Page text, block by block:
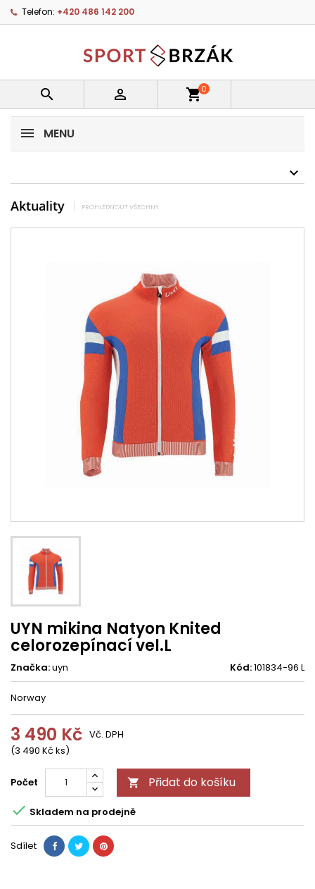
Telefon: +420 486 142 200
  shopping_cart0
MENU
Aktuality PROHLÉDNOUT VŠECHNY
UYN mikina Natyon Knited
celorozepínací vel.L
Značka:uyn Kód:101834-96 L
Norway
3 490 Kč
(3 490 Kč ks)
Vč. DPH
Počet  Přidat do košíku
 Skladem na prodejně
Sdílet